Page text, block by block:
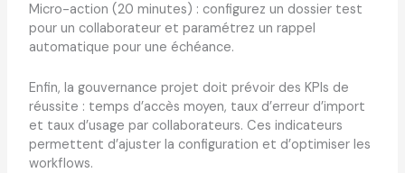
Micro-action (20 minutes) : configurez un dossier test
pour un collaborateur et paramétrez un rappel
automatique pour une échéance.
Enfin, la gouvernance projet doit prévoir des KPIs de
réussite : temps d’accès moyen, taux d’erreur d’import
et taux d’usage par collaborateurs. Ces indicateurs
permettent d’ajuster la configuration et d’optimiser les
workflows.